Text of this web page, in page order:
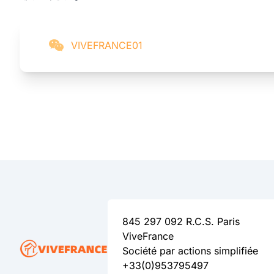
VIVEFRANCE01
845 297 092 R.C.S. Paris
ViveFrance
Société par actions simplifiée
+33(0)953795497